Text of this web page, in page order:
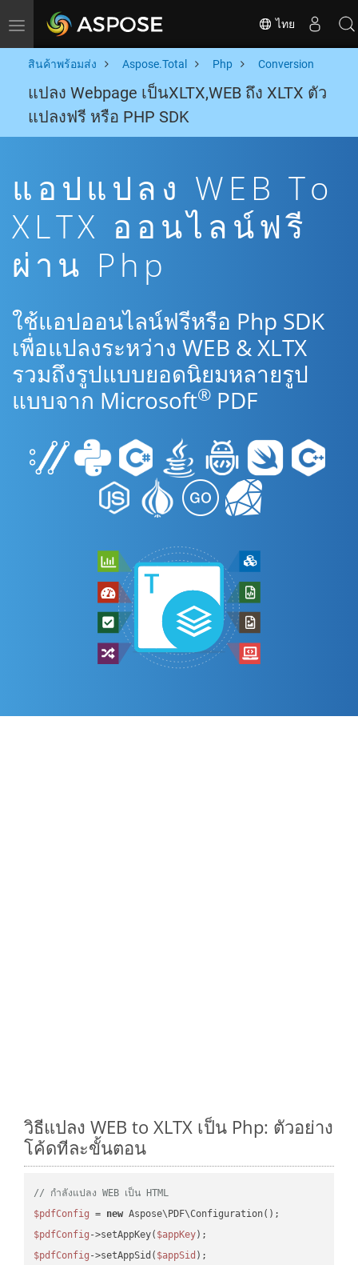
Toggle navigation ไทย
สินค้าพร้อมส่ง Aspose.Total Php Conversion
แปลง Webpage เป็นXLTX,WEB ถึง XLTX ตัว
แปลงฟรี หรือ PHP SDK
แอปแปลง WEB To
XLTX ออนไลน์ฟรี
ผ่าน Php
ใช้แอปออนไลน์ฟรีหรือ Php SDK
เพื่อแปลงระหว่าง WEB & XLTX
รวมถึงรูปแบบยอดนิยมหลายรูป
แบบจาก Microsoft® PDF
วิธีแปลง WEB to XLTX เป็น Php: ตัวอย่าง
โค้ดทีละขั้นตอน
// กำลังแปลง WEB เป็น HTML
$pdfConfig = new
$pdfConfig ->setAppKey( $appKey
$pdfConfig ->setAppSid( $appSid